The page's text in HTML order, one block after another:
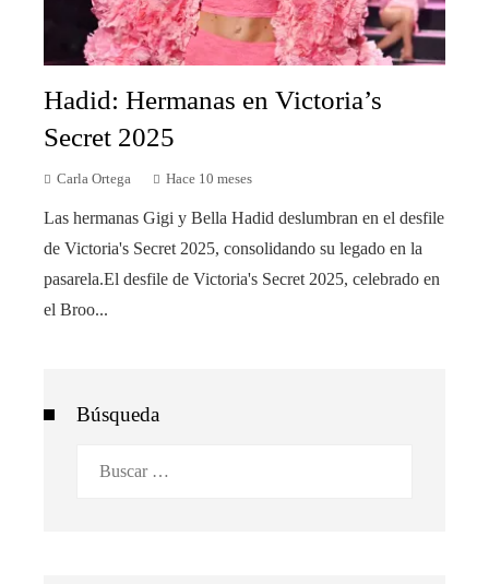
Hadid: Hermanas en Victoria’s
Secret 2025
Carla Ortega Hace 10 meses
Las hermanas Gigi y Bella Hadid deslumbran en el desfile
de Victoria's Secret 2025, consolidando su legado en la
pasarela.El desfile de Victoria's Secret 2025, celebrado en
el Broo...
Búsqueda